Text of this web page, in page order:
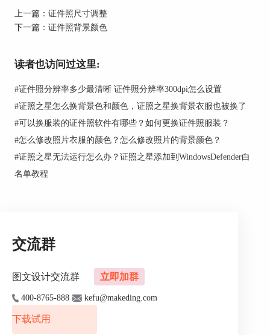
如果我们需要对证件照的背景进行替换操作。那么
换界面里面，我们用魔术棒在人像和背景的粘合处
进行涂抹操作，然后选择一个我们需要的背景颜
色，单击处理按钮，软件就会自动将我们的背景替
装替换功能，系统自带了十余种男女西装证件照模
板，可以满足我们服装替换的需要，我们只需要在
人像的脖子上画一条线，就会自动替换我们选择的
上一篇： 证件照尺寸调整
下一篇： 证件照背景颜色
读者也访问过这里:
#证件照分辨率多少最清晰 证件照分辨率300dpi怎么设置
#证照之星怎么换背景色和颜色，证照之星换背景衣服也被换了
#可以换服装的证件照软件有哪些？如何更换证件照服装？
#怎么修改照片衣服的颜色？怎么修改照片的背景颜色？
#证照之星无法运行怎么办？证照之星添加到WindowsDefender白
名单教程
交流群
图文设计交流群 立即加群
400-8765-888 kefu@makeding.com
下载试用